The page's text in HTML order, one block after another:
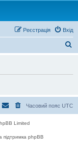
Вхід
Реєстрація
Часовий пояс UTC
Limited
підтримка phpBB